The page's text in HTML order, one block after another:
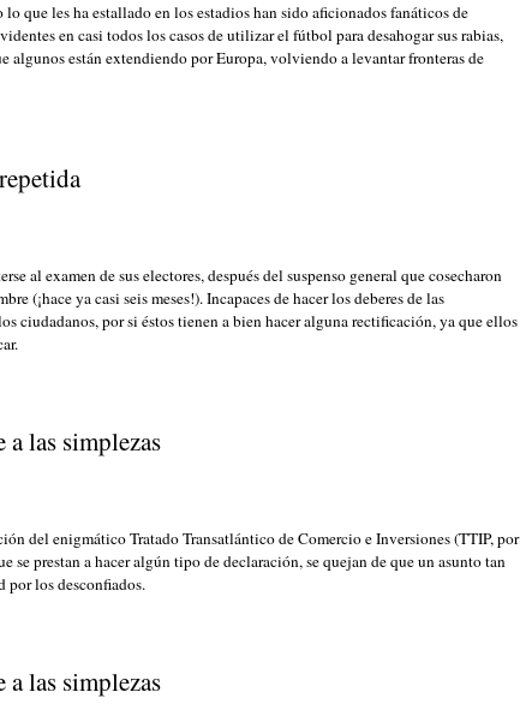
lo que les ha estallado en los estadios han sido aficionados fanáticos de
en casi todos los casos de utilizar el fútbol para desahogar sus rabias,
algunos están extendiendo por Europa, volviendo a levantar fronteras de
al examen de sus electores, después del suspenso general que cosecharon
(¡hace ya casi seis meses!). Incapaces de hacer los deberes de las
ciudadanos, por si éstos tienen a bien hacer alguna rectificación, ya que ellos
las simplezas
del enigmático Tratado Transatlántico de Comercio e Inversiones (TTIP, por
se prestan a hacer algún tipo de declaración, se quejan de que un asunto tan
los desconfiados.
las simplezas